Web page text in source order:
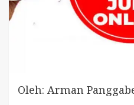
Oleh: Arman